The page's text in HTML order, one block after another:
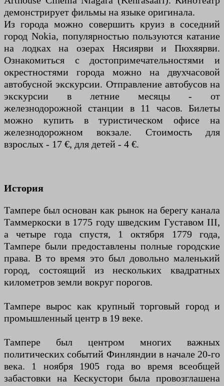
демонстрирует фильмы на языке оригинала.
Из города можно совершить круиз в соседний
город Nokia, популярностью пользуются катание
на лодках на озерах Нясиярви и Пюхяярви.
Ознакомиться с достопримечательностями и
окрестностями города можно на двухчасовой
автобусной экскурсии. Отправление автобусов на
экскурсии в летние месяцы - от
железнодорожной станции в 11 часов. Билеты
можно купить в туристическом офисе на
железнодорожном вокзале. Стоимость для
взрослых - 17 €, для детей - 4 €.
История
Тампере был основан как рынок на берегу канала
Таммеркоски в 1775 году шведским Густавом III,
а четыре года спустя, 1 октября 1779 года,
Тампере были предоставлены полные городские
права. В то время это был довольно маленький
город, состоящий из нескольких квадратных
километров земли вокруг порогов.
Тампере вырос как крупный торговый город и
промышленный центр в 19 веке.
Тампере был центром многих важных
политических событий Финляндии в начале 20-го
века. 1 ноября 1905 года во время всеобщей
забастовки на Кескустори была провозглашена